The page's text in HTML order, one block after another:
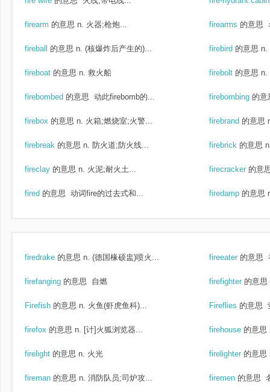
firearm 的意思 n. 火器;枪炮... firearms 的意思
fireball 的意思 n. (核爆炸后产生的)... firebird 的意思 n.
fireboat 的意思 n. 救火船 firebolt 的意思 n.
firebombed 的意思 动此firebomb的... firebombing 的意
firebox 的意思 n. 火箱;燃烧室;火警... firebrand 的意思
firebreak 的意思 n. 防火道;防火线... firebrick 的意思
fireclay 的意思 n. 火泥;耐火土... firecracker 的意
fired 的意思 动词fire的过去式和... firedamp 的意思
firedrake 的意思 n. (德国椽硕盅)喷火... fireeater 的意思
firefanging 的意思 自燃 firefighter 的意思
Firefish 的意思 n. 火鱼(虾虎鱼科)... Fireflies 的意思
firefox 的意思 n. [计]火狐浏览器... firehouse 的意思
firelight 的意思 n. 火光 firelighter 的意思
fireman 的意思 n. 消防队员;司炉攻... firemen 的意思